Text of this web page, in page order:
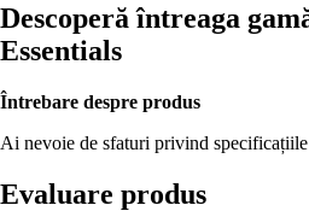
Descoperă întreaga
Essentials
Întrebare despre produs
Ai nevoie de sfaturi privind
Evaluare produs